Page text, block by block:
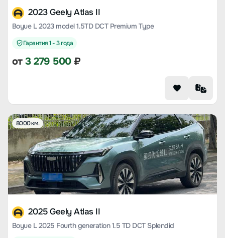
2023 Geely Atlas II
Boyue L 2023 model 1.5TD DCT Premium Type
Гарантия 1 - 3 года
от3 279 500₽
8000 км.
2025 Geely Atlas II
Boyue L 2025 Fourth generation 1.5 TD DCT Splendid